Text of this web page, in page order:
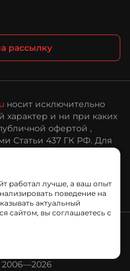
рассылку
носит исключительно
и ни при каких
офертой ,
Статьи 437 ГК РФ. Для
о стоимости и
пожалуйста,
ООО «ЛВ Трейд».
данных
работал лучше, а ваш опыт
поведение на
актуальный
сайтом, вы соглашаетесь с